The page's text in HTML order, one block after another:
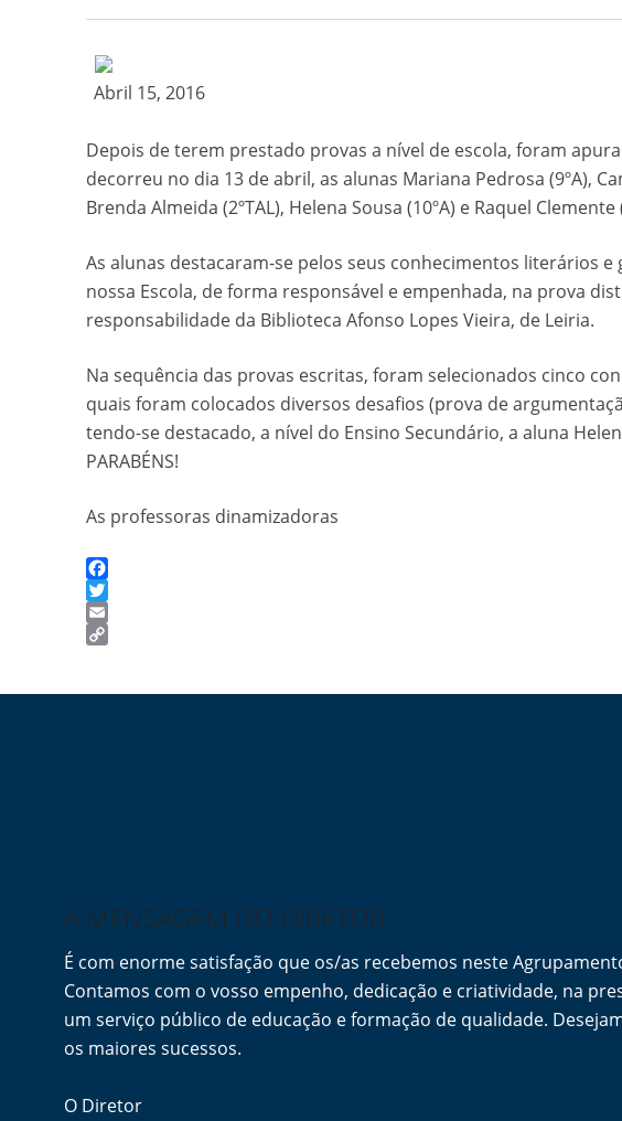
Abril 15, 2016
Depois de terem prestado provas a nível de escola, foram
decorreu no dia 13 de abril, as alunas Mariana Pedrosa (9ºA),
Brenda Almeida (2ºTAL), Helena Sousa (10ºA) e Raquel Clemente
As alunas destacaram-se pelos seus conhecimentos literários
nossa Escola, de forma responsável e empenhada, na prova
responsabilidade da Biblioteca Afonso Lopes Vieira, de Leiria.
Na sequência das provas escritas, foram selecionados cinco
quais foram colocados diversos desafios (prova de
tendo-se destacado, a nível do Ensino Secundário, a aluna
PARABÉNS!
As professoras dinamizadoras
Facebook
Twitter
Email
A MENSAGEM DO DIRETOR
É com enorme satisfação que os/as recebemos neste
Contamos com o vosso empenho, dedicação e criatividade, na
um serviço público de educação e formação de qualidade.
os maiores sucessos.
O Diretor